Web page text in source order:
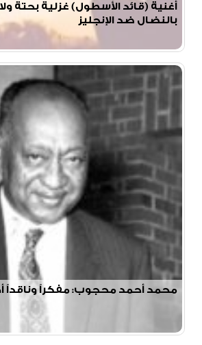
أغنية (قائد الأسطول) غزلية بحتة
بالنضال ضد الإنجليز
محمد أحمد محجوب: مفكراً وناقداً